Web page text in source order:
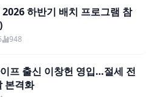
하반기 배치 프로그램 참
948
프 출신 이창헌 영입…절세 전
본격화